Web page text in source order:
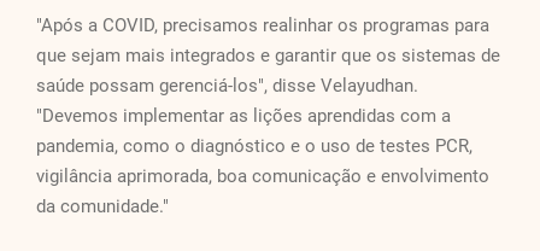
"Após a COVID, precisamos realinhar os programas para
que sejam mais integrados e garantir que os sistemas de
saúde possam gerenciá-los", disse Velayudhan.
"Devemos implementar as lições aprendidas com a
pandemia, como o diagnóstico e o uso de testes PCR,
vigilância aprimorada, boa comunicação e envolvimento
da comunidade."